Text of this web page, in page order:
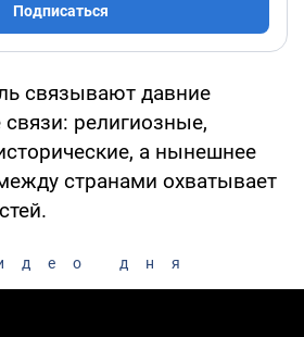
Подписаться
связывают давние
религиозные,
а нынешнее
странами охватывает
дня